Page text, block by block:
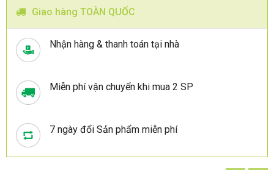
Giao hàng TOÀN QUỐC
Nhận hàng & thanh toán tại nhà
Miễn phí vận chuyển khi mua 2 SP
7 ngày đổi Sản phẩm miễn phí